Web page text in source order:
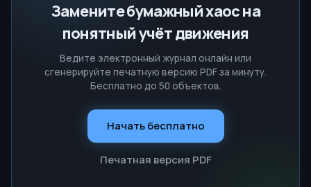
Замените бумажный хаос на
понятный учёт движения
Ведите электронный журнал онлайн или
сгенерируйте печатную версию PDF за минуту.
Бесплатно до 50 объектов.
Начать бесплатно
Печатная версия PDF